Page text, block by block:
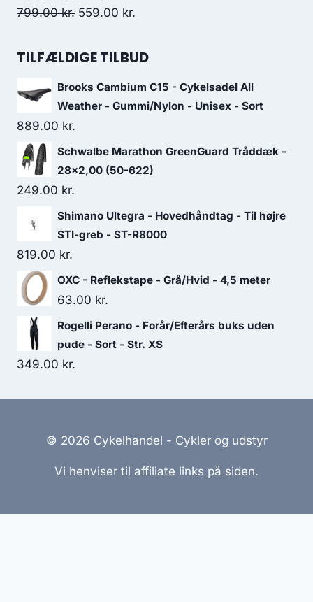
799.00kr. Original
was:
559.00 kr.
is:
TILFÆLDIGE TILBUD
Brooks Cambium C15 - Cykelsadel All
Weather - Gummi/Nylon - Unisex - Sort
889.00 kr.
Schwalbe Marathon GreenGuard Tråddæk -
28x2,00 (50-622)
249.00 kr.
Shimano Ultegra - Hovedhåndtag - Til højre
STI-greb - ST-R8000
819.00 kr.
OXC - Reflekstape - Grå/Hvid - 4,5 meter
63.00 kr.
Rogelli Perano - Forår/Efterårs buks uden
pude - Sort - Str. XS
349.00 kr.
© 2026 Cykelhandel - Cykler og udstyr
Vi henviser til affiliate links på siden.